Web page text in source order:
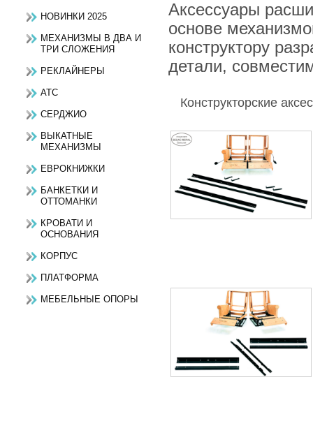
НОВИНКИ 2025
МЕХАНИЗМЫ В ДВА И
ТРИ СЛОЖЕНИЯ
РЕКЛАЙНЕРЫ
АТС
СЕРДЖИО
ВЫКАТНЫЕ
МЕХАНИЗМЫ
ЕВРОКНИЖКИ
БАНКЕТКИ И
ОТТОМАНКИ
КРОВАТИ И
ОСНОВАНИЯ
КОРПУС
ПЛАТФОРМА
МЕБЕЛЬНЫЕ ОПОРЫ
Аксессуары
основе
конструктору
детали,
Конструкторские